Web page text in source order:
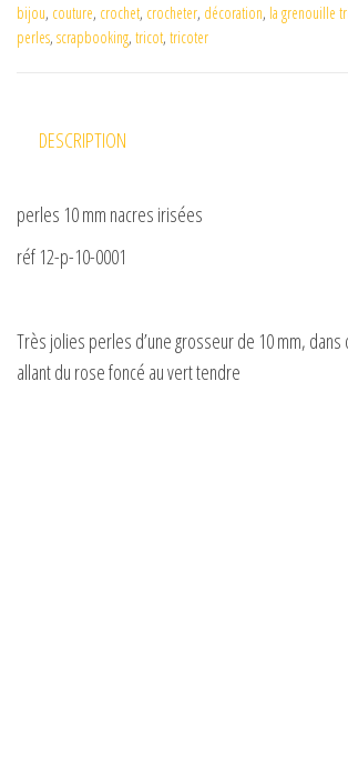
bijou, couture, crochet, crocheter, décoration, la grenouille
perles, scrapbooking, tricot, tricoter
DESCRIPTION
perles 10 mm nacres irisées
réf 12-p-10-0001
Très jolies perles d’une grosseur de 10 mm,
allant du rose foncé au vert tendre